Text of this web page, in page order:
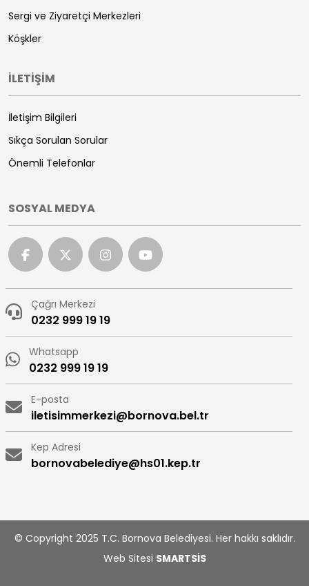
Sergi ve Ziyaretçi Merkezleri
Köşkler
İLETİŞİM
İletişim Bilgileri
Sıkça Sorulan Sorular
Önemli Telefonlar
SOSYAL MEDYA
Çağrı Merkezi
0232 999 19 19
Whatsapp
0232 999 19 19
E-posta
iletisimmerkezi@bornova.bel.tr
Kep Adresi
bornovabelediye@hs01.kep.tr
© Copyright 2025 T.C. Bornova Belediyesi. Her hakkı saklıdır.
Web Sitesi SMARTSİS